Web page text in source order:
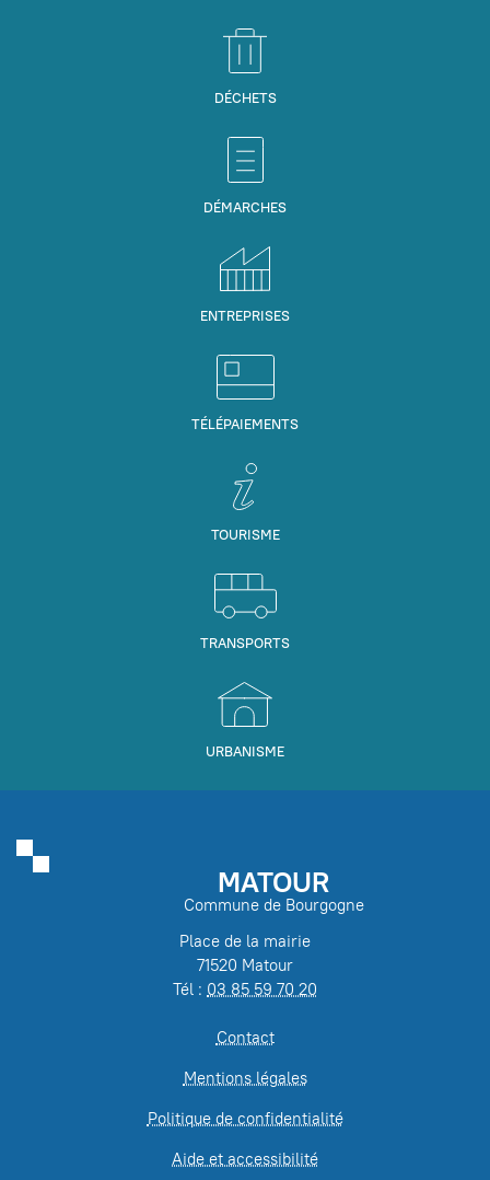
DÉCHETS
DÉMARCHES
ENTREPRISES
TÉLÉPAIEMENTS
TOURISME
TRANSPORTS
URBANISME
MATOUR
Commune de Bourgogne
Place de la mairie
71520 Matour
Tél : 03 85 59 70 20
Contact
Mentions légales
Politique de confidentialité
Aide et accessibilité